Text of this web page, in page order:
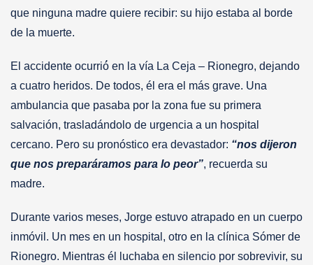
que ninguna madre quiere recibir: su hijo estaba al borde
de la muerte.
El accidente ocurrió́ en la vía La Ceja – Rionegro, dejando
a cuatro heridos. De todos, él era el más grave. Una
ambulancia que pasaba por la zona fue su primera
salvación, trasladándolo de urgencia a un hospital
cercano. Pero su pronóstico era devastador: “nos dijeron
que nos preparáramos para lo peor”, recuerda su
madre.
Durante varios meses, Jorge estuvo atrapado en un cuerpo
inmóvil. Un mes en un hospital, otro en la clínica Sómer de
Rionegro. Mientras él luchaba en silencio por sobrevivir, su